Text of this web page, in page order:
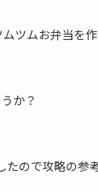
ツムお弁当を
か？
ので攻略の参